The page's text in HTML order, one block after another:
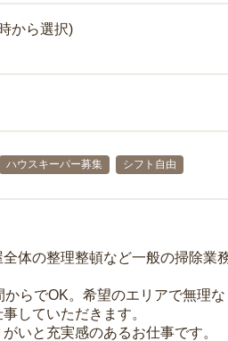
から選択)
ハウスキーパー募集 シフト自由
体の整理整頓など一般の掃除業
らでOK。希望のエリアで無理な
していただきます。
いと充実感のあるお仕事です。